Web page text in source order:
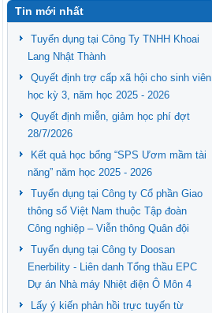
Tin mới nhất
Tuyển dụng tại Công Ty TNHH Khoai
Lang Nhật Thành
Quyết định trợ cấp xã hội cho sinh viên
học kỳ 3, năm học 2025 - 2026
Quyết định miễn, giảm học phí đợt
28/7/2026
Kết quả học bổng “SPS Ươm mầm tài
năng” năm học 2025 - 2026
Tuyển dụng tại Công ty Cổ phần Giao
thông số Việt Nam thuộc Tập đoàn
Công nghiệp – Viễn thông Quân đội
Tuyển dụng tại Công ty Doosan
Enerbility - Liên danh Tổng thầu EPC
Dự án Nhà máy Nhiệt điện Ô Môn 4
Lấy ý kiến phản hồi trực tuyến từ